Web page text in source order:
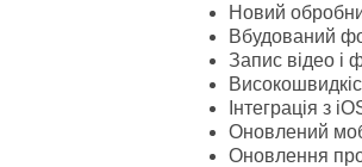
Новий
Вбудований
Запис відео і
Інтеграція з
Оновлений
Оновлення